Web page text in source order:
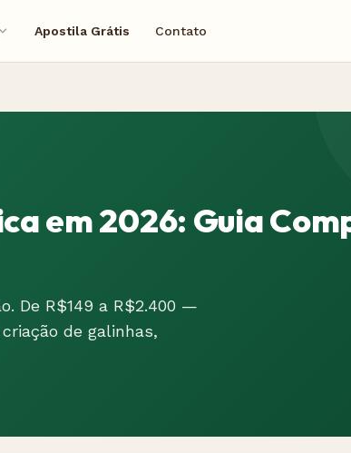
Apostila Grátis Contato
em 2026: Guia
De R$149 a R$2.400 —
de galinhas,